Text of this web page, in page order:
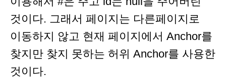
것이다. 그래서 페이지는 다른페이지로
이동하지 않고 현재 페이지에서 Anchor를
찾지만 찾지 못하는 허위 Anchor를 사용한
것이다.